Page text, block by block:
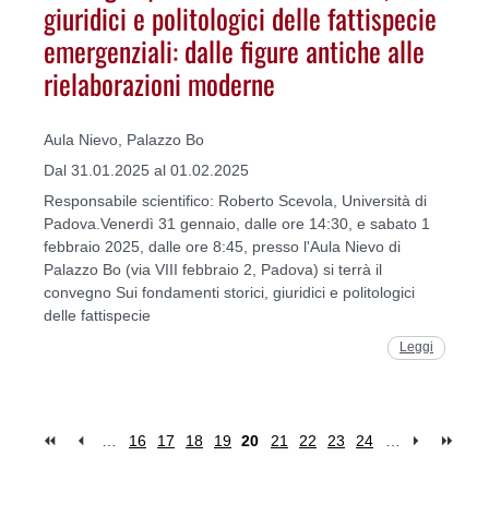
giuridici e politologici delle fattispecie
emergenziali: dalle figure antiche alle
rielaborazioni moderne
Aula Nievo, Palazzo Bo
Dal 31.01.2025 al 01.02.2025
Responsabile scientifico: Roberto Scevola, Università di
Padova.Venerdì 31 gennaio, dalle ore 14:30, e sabato 1
febbraio 2025, dalle ore 8:45, presso l'Aula Nievo di
Palazzo Bo (via VIII febbraio 2, Padova) si terrà il
convegno Sui fondamenti storici, giuridici e politologici
delle fattispecie
Leggi
16 17 18 19 20 21 22 23 24